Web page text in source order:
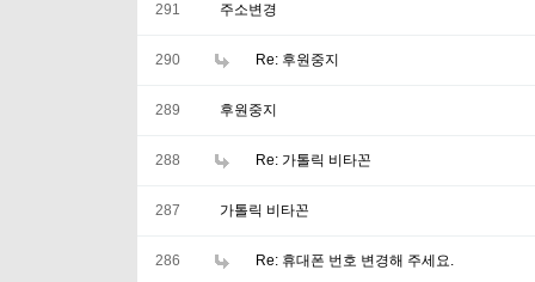
291 주소변경
290 Re: 후원중지
289 후원중지
288 Re: 가톨릭 비타꼰
287 가톨릭 비타꼰
286 Re: 휴대폰 번호 변경해 주세요.